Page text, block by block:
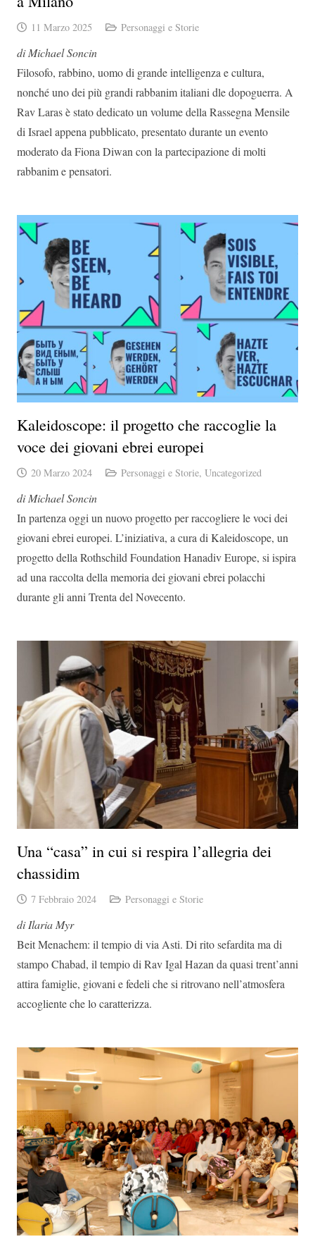
11 Marzo 2025 Personaggi e Storie
di Michael Soncin
Filosofo, rabbino, uomo di grande intelligenza e cultura,
nonché uno dei più grandi rabbanim italiani dle dopoguerra. A
Rav Laras è stato dedicato un volume della Rassegna Mensile
di Israel appena pubblicato, presentato durante un evento
moderato da Fiona Diwan con la partecipazione di molti
rabbanim e pensatori.
Kaleidoscope: il progetto che raccoglie la
voce dei giovani ebrei europei
20 Marzo 2024 Personaggi e Storie, Uncategorized
di Michael Soncin
In partenza oggi un nuovo progetto per raccogliere le voci dei
giovani ebrei europei. L’iniziativa, a cura di Kaleidoscope, un
progetto della Rothschild Foundation Hanadiv Europe, si ispira
ad una raccolta della memoria dei giovani ebrei polacchi
durante gli anni Trenta del Novecento.
Una “casa” in cui si respira l’allegria dei
chassidim
7 Febbraio 2024 Personaggi e Storie
di Ilaria Myr
Beit Menachem: il tempio di via Asti. Di rito sefardita ma di
stampo Chabad, il tempio di Rav Igal Hazan da quasi trent’anni
attira famiglie, giovani e fedeli che si ritrovano nell’atmosfera
accogliente che lo caratterizza.